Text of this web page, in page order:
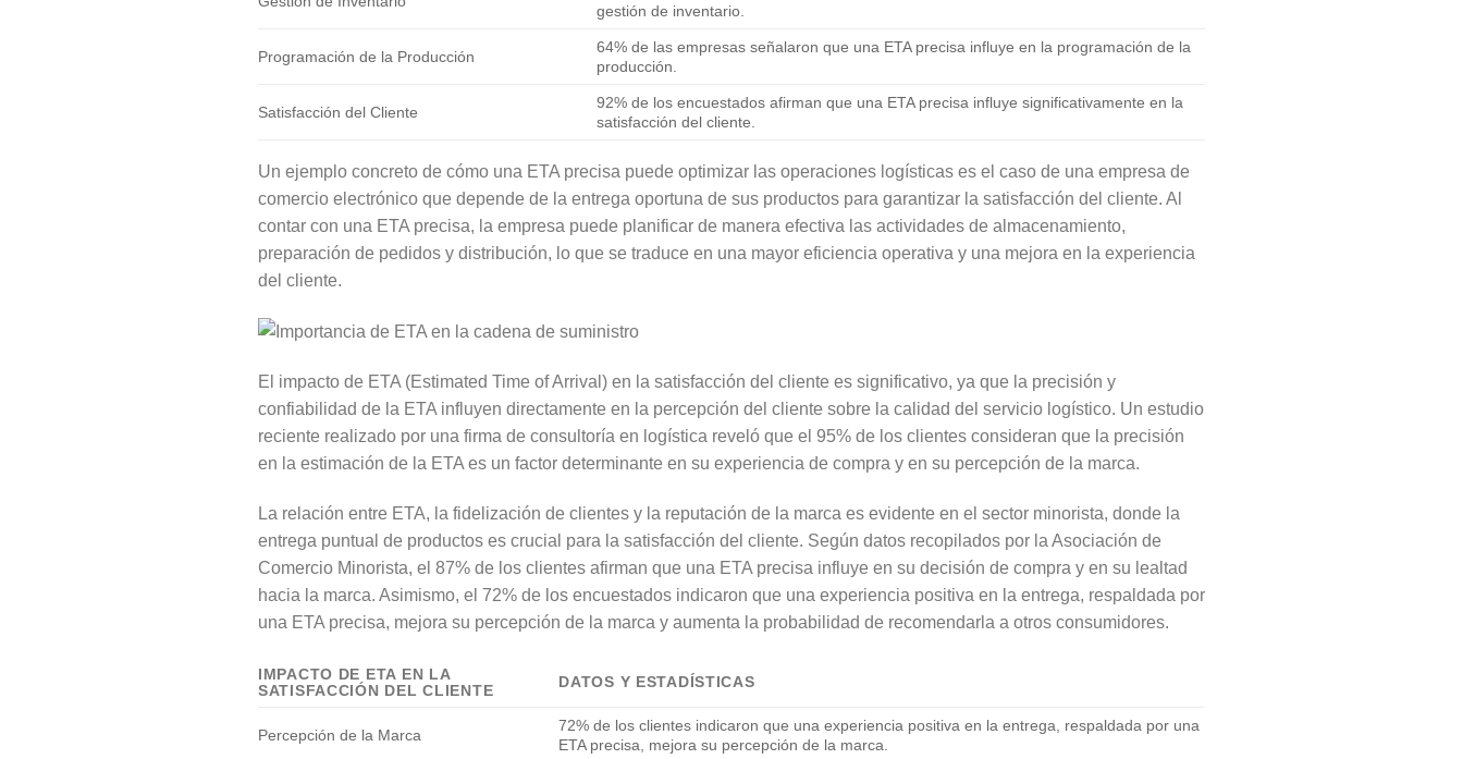
gestión de inventario.
Programación de la Producción
64% de las empresas señalaron que una ETA precisa influye en la programación de la
producción.
Satisfacción del Cliente
92% de los encuestados afirman que una ETA precisa influye significativamente en la
satisfacción del cliente.
Un ejemplo concreto de cómo una ETA precisa puede optimizar las operaciones logísticas es el caso de una empresa de
comercio electrónico que depende de la entrega oportuna de sus productos para garantizar la satisfacción del cliente. Al
contar con una ETA precisa, la empresa puede planificar de manera efectiva las actividades de almacenamiento,
preparación de pedidos y distribución, lo que se traduce en una mayor eficiencia operativa y una mejora en la experiencia
del cliente.
El impacto de ETA (Estimated Time of Arrival) en la satisfacción del cliente es significativo, ya que la precisión y
confiabilidad de la ETA influyen directamente en la percepción del cliente sobre la calidad del servicio logístico. Un estudio
reciente realizado por una firma de consultoría en logística reveló que el 95% de los clientes consideran que la precisión
en la estimación de la ETA es un factor determinante en su experiencia de compra y en su percepción de la marca.
La relación entre ETA, la fidelización de clientes y la reputación de la marca es evidente en el sector minorista, donde la
entrega puntual de productos es crucial para la satisfacción del cliente. Según datos recopilados por la Asociación de
Comercio Minorista, el 87% de los clientes afirman que una ETA precisa influye en su decisión de compra y en su lealtad
hacia la marca. Asimismo, el 72% de los encuestados indicaron que una experiencia positiva en la entrega, respaldada por
una ETA precisa, mejora su percepción de la marca y aumenta la probabilidad de recomendarla a otros consumidores.
IMPACTO DE ETA EN LA
SATISFACCIÓN DEL CLIENTE
DATOS Y ESTADÍSTICAS
Percepción de la Marca
72% de los clientes indicaron que una experiencia positiva en la entrega, respaldada por una
ETA precisa, mejora su percepción de la marca.